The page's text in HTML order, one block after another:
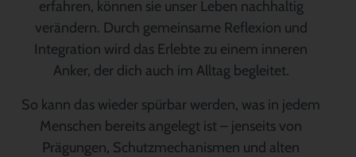
erfahren, können sie unser Leben nachhaltig
verändern. Durch gemeinsame Reflexion und
Integration wird das Erlebte zu einem inneren
Anker, der dich auch im Alltag begleitet.
So kann das wieder spürbar werden, was in jedem
Menschen bereits angelegt ist – jenseits von
Prägungen, Schutzmechanismen und alten